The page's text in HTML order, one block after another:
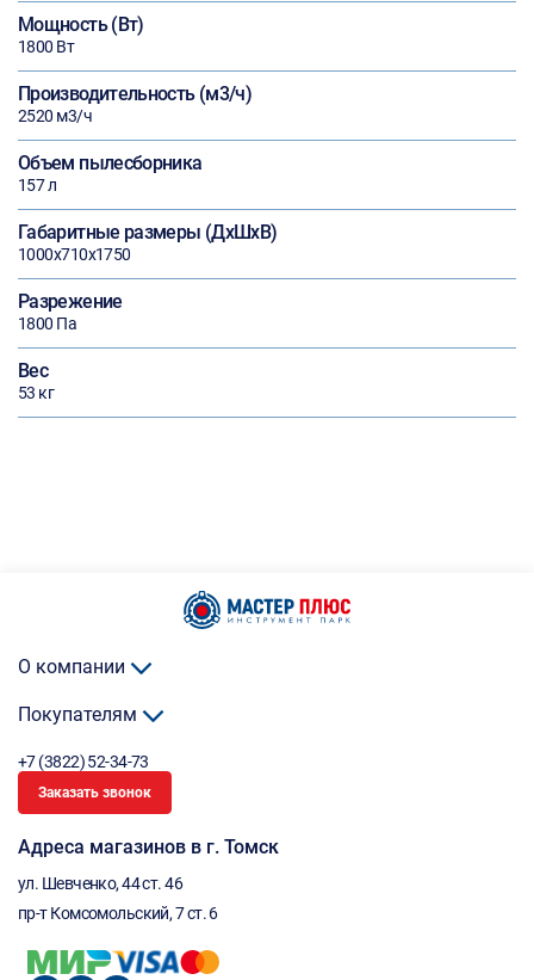
Мощность (Вт)
1800 Вт
Производительность (м3/ч)
2520 м3/ч
Объем пылесборника
157 л
Габаритные размеры (ДхШхВ)
1000х710х1750
Разрежение
1800 Па
Вес
53 кг
О компании
Покупателям
+7 (3822) 52-34-73
Заказать звонок
Адреса магазинов в г. Томск
ул. Шевченко, 44 ст. 46
пр-т Комсомольский, 7 ст. 6